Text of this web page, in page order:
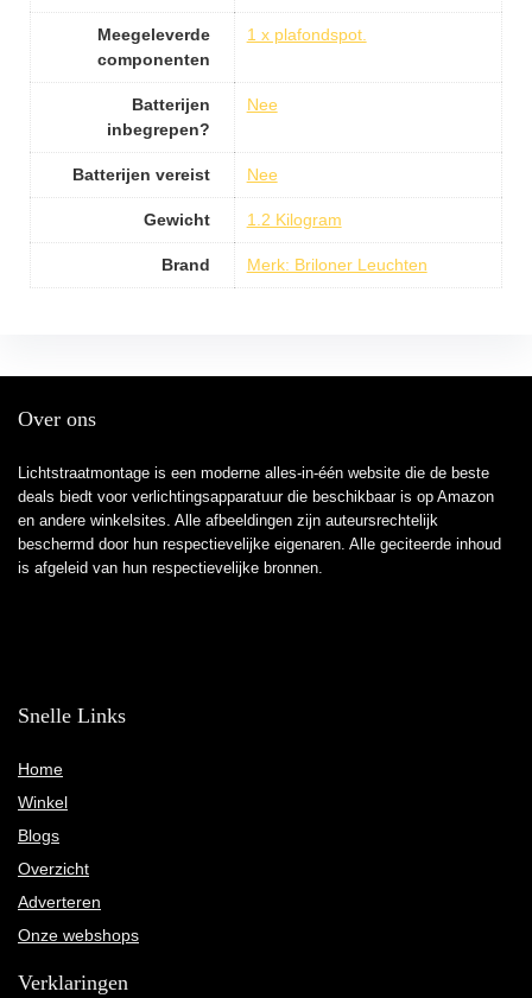
Meegeleverde
componenten
1 x plafondspot.
Batterijen
inbegrepen?
Nee
Batterijen vereist Nee
Gewicht 1.2 Kilogram
Brand Merk: Briloner Leuchten
Over ons
Lichtstraatmontage is een moderne alles-in-één website die de beste
deals biedt voor verlichtingsapparatuur die beschikbaar is op Amazon
en andere winkelsites. Alle afbeeldingen zijn auteursrechtelijk
beschermd door hun respectievelijke eigenaren. Alle geciteerde inhoud
is afgeleid van hun respectievelijke bronnen.
Snelle Links
Home
Winkel
Blogs
Overzicht
Adverteren
Onze webshops
Verklaringen